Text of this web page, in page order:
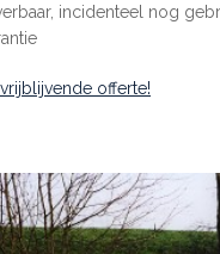
incidenteel nog
offerte!